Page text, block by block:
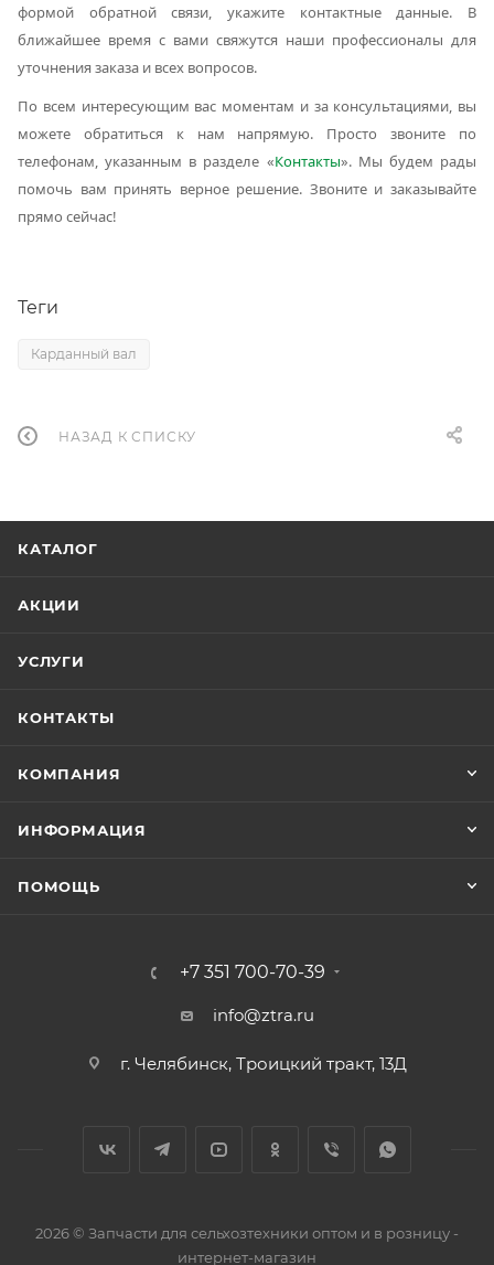
формой обратной связи, укажите контактные данные. В
ближайшее время с вами свяжутся наши профессионалы для
уточнения заказа и всех вопросов.
По всем интересующим вас моментам и за консультациями, вы
можете обратиться к нам напрямую. Просто звоните по
телефонам, указанным в разделе «Контакты». Мы будем рады
помочь вам принять верное решение. Звоните и заказывайте
прямо сейчас!
Теги
Карданный вал
НАЗАД К СПИСКУ
КАТАЛОГ
АКЦИИ
УСЛУГИ
КОНТАКТЫ
КОМПАНИЯ
ИНФОРМАЦИЯ
ПОМОЩЬ
+7 351 700-70-39
info@ztra.ru
г. Челябинск, Троицкий тракт, 13Д
2026 © Запчасти для сельхозтехники оптом и в розницу -
интернет-магазин